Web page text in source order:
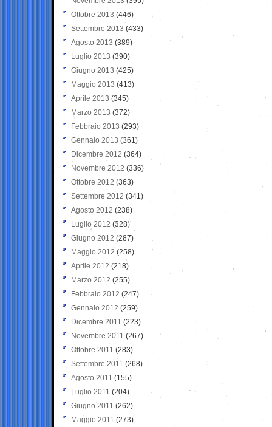
Ottobre 2013 (446)
Settembre 2013 (433)
Agosto 2013 (389)
Luglio 2013 (390)
Giugno 2013 (425)
Maggio 2013 (413)
Aprile 2013 (345)
Marzo 2013 (372)
Febbraio 2013 (293)
Gennaio 2013 (361)
Dicembre 2012 (364)
Novembre 2012 (336)
Ottobre 2012 (363)
Settembre 2012 (341)
Agosto 2012 (238)
Luglio 2012 (328)
Giugno 2012 (287)
Maggio 2012 (258)
Aprile 2012 (218)
Marzo 2012 (255)
Febbraio 2012 (247)
Gennaio 2012 (259)
Dicembre 2011 (223)
Novembre 2011 (267)
Ottobre 2011 (283)
Settembre 2011 (268)
Agosto 2011 (155)
Luglio 2011 (204)
Giugno 2011 (262)
Maggio 2011 (273)